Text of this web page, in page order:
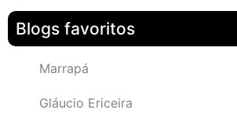
Blogs favoritos
Marrapá
Gláucio Ericeira